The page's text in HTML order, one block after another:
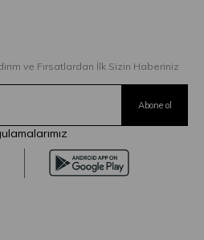
ve Fırsatlardan İlk Sizin Haberiniz